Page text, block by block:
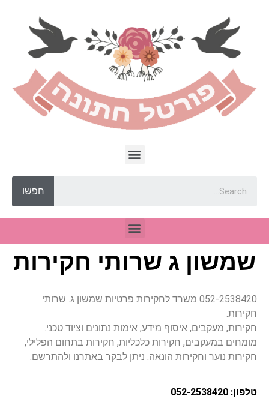
חפשו
שמשון ג שרותי חקירות
052-2538420 משרד לחקירות פרטיות שמשון ג. שרותי
חקירות.
חקירות, מעקבים, איסוף מידע, אימות נתונים וציוד טכני.
מומחים במעקבים, חקירות כלכליות, חקירות בתחום הפלילי,
חקירות נוער וחקירות הונאה. ניתן לבקר באתרנו ולהתרשם.
טלפון: 052-2538420